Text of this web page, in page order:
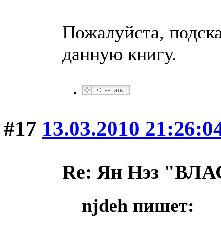
Пожалуйста,
данную книгу.
#17 13.03.2010
Re: Ян Нэз
njdeh пишет: